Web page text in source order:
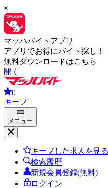
×
マッハバイトアプリ
アプリでお得にバイト探し！
無料ダウンロードはこちら
開く
0
キープ
メニュー
キープした求人を見る
検索履歴
新規会員登録(無料)
ログイン